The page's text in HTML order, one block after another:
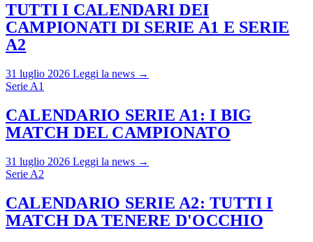
TUTTI I CALENDARI DEI
CAMPIONATI DI SERIE A1 E SERIE
A2
31 luglio 2026 Leggi la news →
Serie A1
CALENDARIO SERIE A1: I BIG
MATCH DEL CAMPIONATO
31 luglio 2026 Leggi la news →
Serie A2
CALENDARIO SERIE A2: TUTTI I
MATCH DA TENERE D'OCCHIO